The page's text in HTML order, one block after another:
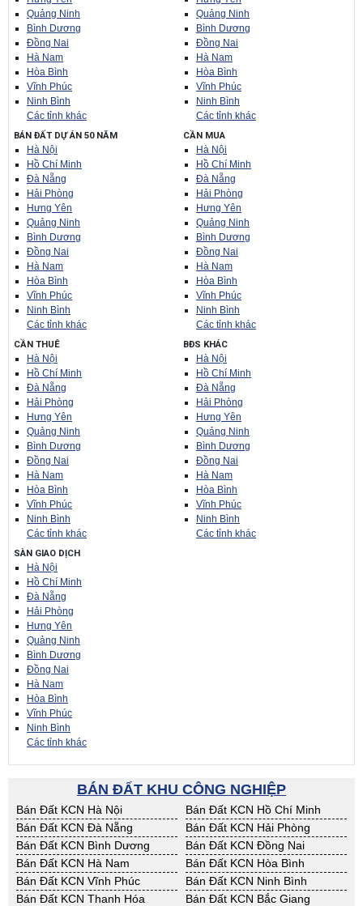
Quảng Ninh
Bình Dương
Đồng Nai
Hà Nam
Hòa Bình
Vĩnh Phúc
Ninh Bình
Các tỉnh khác
Quảng Ninh
Bình Dương
Đồng Nai
Hà Nam
Hòa Bình
Vĩnh Phúc
Ninh Bình
Các tỉnh khác
BÁN ĐẤT DỰ ÁN 50 NĂM
Hà Nội
Hồ Chí Minh
Đà Nẵng
Hải Phòng
Hưng Yên
Quảng Ninh
Bình Dương
Đồng Nai
Hà Nam
Hòa Bình
Vĩnh Phúc
Ninh Bình
Các tỉnh khác
CẦN MUA
Hà Nội
Hồ Chí Minh
Đà Nẵng
Hải Phòng
Hưng Yên
Quảng Ninh
Bình Dương
Đồng Nai
Hà Nam
Hòa Bình
Vĩnh Phúc
Ninh Bình
Các tỉnh khác
CẦN THUÊ
Hà Nội
Hồ Chí Minh
Đà Nẵng
Hải Phòng
Hưng Yên
Quảng Ninh
Bình Dương
Đồng Nai
Hà Nam
Hòa Bình
Vĩnh Phúc
Ninh Bình
Các tỉnh khác
BĐS KHÁC
Hà Nội
Hồ Chí Minh
Đà Nẵng
Hải Phòng
Hưng Yên
Quảng Ninh
Bình Dương
Đồng Nai
Hà Nam
Hòa Bình
Vĩnh Phúc
Ninh Bình
Các tỉnh khác
SÀN GIAO DỊCH
Hà Nội
Hồ Chí Minh
Đà Nẵng
Hải Phòng
Hưng Yên
Quảng Ninh
Bình Dương
Đồng Nai
Hà Nam
Hòa Bình
Vĩnh Phúc
Ninh Bình
Các tỉnh khác
BÁN ĐẤT KHU CÔNG NGHIỆP
Bán Đất KCN Hà Nội
Bán Đất KCN Hồ Chí Minh
Bán Đất KCN Đà Nẵng
Bán Đất KCN Hải Phòng
Bán Đất KCN Bình Dương
Bán Đất KCN Đồng Nai
Bán Đất KCN Hà Nam
Bán Đất KCN Hòa Bình
Bán Đất KCN Vĩnh Phúc
Bán Đất KCN Ninh Bình
Bán Đất KCN Thanh Hóa
Bán Đất KCN Bắc Giang